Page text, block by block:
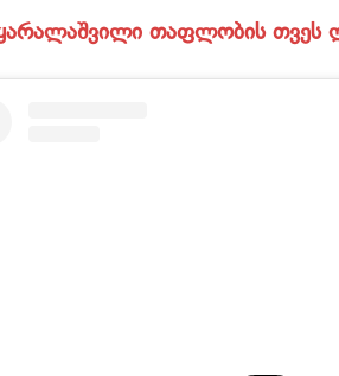
თაფლობის თვეს